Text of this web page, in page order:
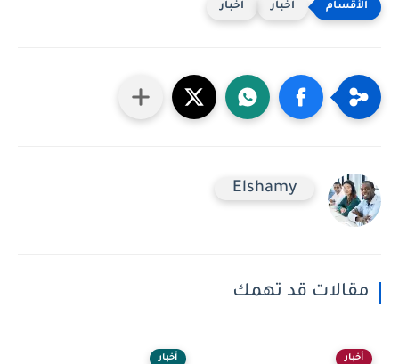
أخبار اخبار
Elshamy
مقالات قد تهمك
أخبار أخبار